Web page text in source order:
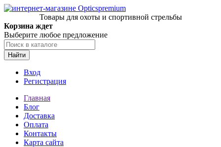
Товары для охоты и спортивной стрельбы
Корзина ждет
Выберите любое предложение
Найти
Вход
Регистрация
Главная
Блог
Доставка
Оплата
Контакты
Карта сайта